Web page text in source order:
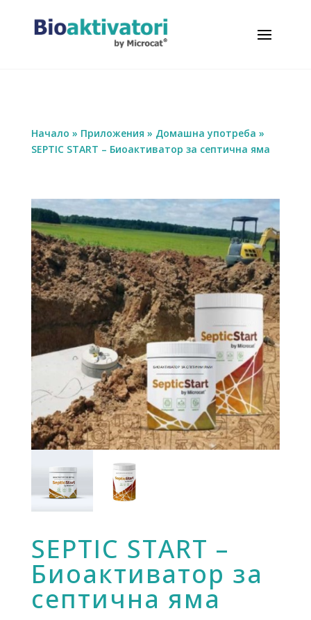
Начало » Приложения » Домашна употреба »
SEPTIC START – Биоактиватор за септична яма
SEPTIC START –
Биоактиватор за
септична яма